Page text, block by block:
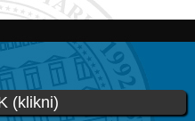
(klikni)